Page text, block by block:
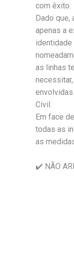
com êxito.
Dado que,
apenas a
as linhas
Civil.
Em face
todas as
as
✔️ NÃO